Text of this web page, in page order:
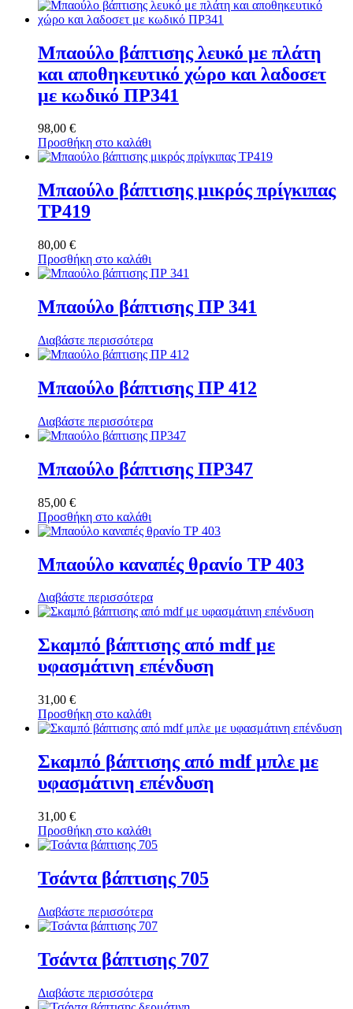
Μπαούλο βάπτισης λευκό με πλάτη
και αποθηκευτικό χώρο και λαδοσετ
με κωδικό ΠΡ341
98,00 €
Προσθήκη στο καλάθι
Μπαούλο βάπτισης μικρός πρίγκιπας
ΤΡ419
80,00 €
Προσθήκη στο καλάθι
Μπαούλο βάπτισης ΠΡ 341
Διαβάστε περισσότερα
Μπαούλο βάπτισης ΠΡ 412
Διαβάστε περισσότερα
Μπαούλο βάπτισης ΠΡ347
85,00 €
Προσθήκη στο καλάθι
Μπαούλο καναπές θρανίο ΤΡ 403
Διαβάστε περισσότερα
Σκαμπό βάπτισης από mdf με
υφασμάτινη επένδυση
31,00 €
Προσθήκη στο καλάθι
Σκαμπό βάπτισης από mdf μπλε με
υφασμάτινη επένδυση
31,00 €
Προσθήκη στο καλάθι
Τσάντα βάπτισης 705
Διαβάστε περισσότερα
Τσάντα βάπτισης 707
Διαβάστε περισσότερα